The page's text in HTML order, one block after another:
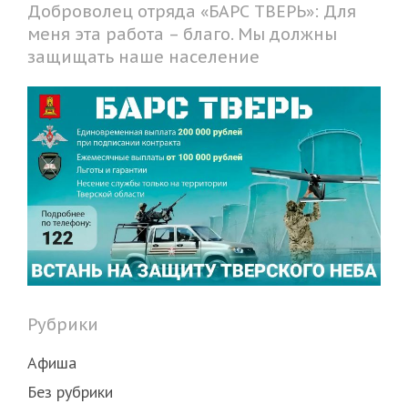
Доброволец отряда «БАРС ТВЕРЬ»: Для
меня эта работа – благо. Мы должны
защищать наше население
Рубрики
Афиша
Без рубрики